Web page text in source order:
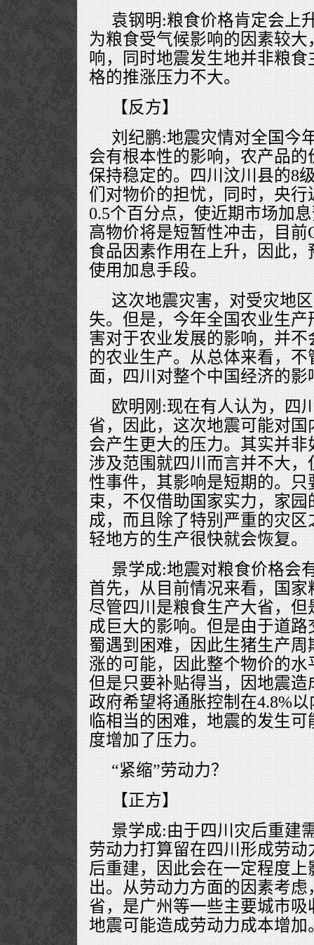
袁钢明:粮食价格肯定会上
为粮食受气候影响的因素较
响，同时地震发生地并非粮
格的推涨压力不大。
【反方】
刘纪鹏:地震灾情对全国今
会有根本性的影响，农产品
保持稳定的。四川汶川县的8
们对物价的担忧，同时，央
0.5个百分点，使近期市场加
高物价将是短暂性冲击，目前
食品因素作用在上升，因此
使用加息手段。
这次地震灾害，对受灾地
失。但是，今年全国农业生
害对于农业发展的影响，并
的农业生产。从总体来看，
面，四川对整个中国经济的影
欧明刚:现在有人认为，四
省，因此，这次地震可能对国
会产生更大的压力。其实并
涉及范围就四川而言并不大
性事件，其影响是短期的。
束，不仅借助国家实力，家
成，而且除了特别严重的灾
轻地方的生产很快就会恢复。
景学成:地震对粮食价格会
首先，从目前情况来看，国
尽管四川是粮食生产大省，
成巨大的影响。但是由于道
蜀遇到困难，因此生猪生产
涨的可能，因此整个物价的
但是只要补贴得当，因地震
政府希望将通胀控制在4.8%
临相当的困难，地震的发生
度增加了压力。
“紧缩”劳动力？
【正方】
景学成:由于四川灾后重建
劳动力打算留在四川形成劳
后重建，因此会在一定程度
出。从劳动力方面的因素考
省，是广州等一些主要城市
地震可能造成劳动力成本增加